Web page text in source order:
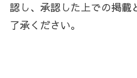
認し、承認した上での掲
了承ください。